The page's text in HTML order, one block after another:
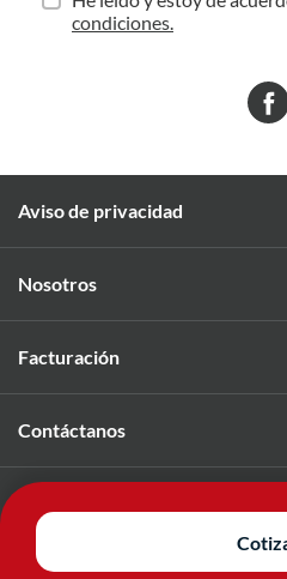
condiciones.
Aviso de privacidad
Nosotros
Facturación
Contáctanos
© 2026 Mavi. Todos los